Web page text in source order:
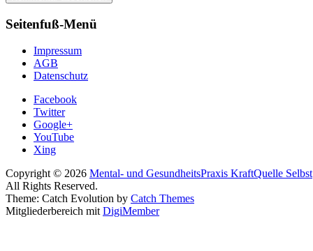
Seitenfuß-Menü
Impressum
AGB
Datenschutz
Facebook
Twitter
Google+
YouTube
Xing
Copyright © 2026 Mental- und GesundheitsPraxis KraftQuelle Selbst
All Rights Reserved.
Theme: Catch Evolution by Catch Themes
Mitgliederbereich mit DigiMember